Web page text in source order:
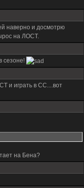
наверно и досмотрю
на ЛОСТ.
сезоне!
и играть в СС....вот
на Бена?